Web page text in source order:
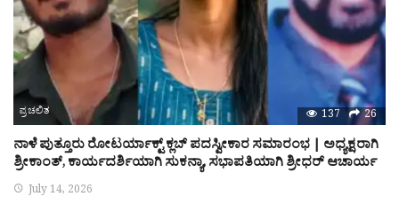
ಪ್ರಚಲಿತ 137 26
ನಾಳೆ ಪುತ್ತೂರು ರೋಟರ್ಯಾಕ್ಟ್ ಕ್ಲಬ್ ಪದಸ್ವೀಕಾರ ಸಮಾರಂಭ | ಅಧ್ಯಕ್ಷರಾಗಿ
ಶ್ರೀಕಾಂತ್, ಕಾರ್ಯದರ್ಶಿಯಾಗಿ ಸುಕನ್ಯಾ, ಸಭಾಪತಿಯಾಗಿ ಶ್ರೀಧರ್ ಆಚಾರ್ಯ
July 14, 2026